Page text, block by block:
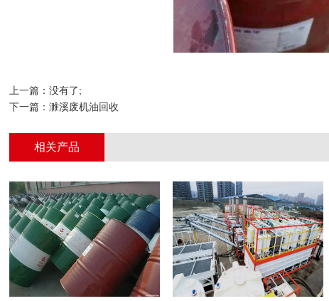
上一篇：没有了;
下一篇： 濉溪废机油回收
相关产品